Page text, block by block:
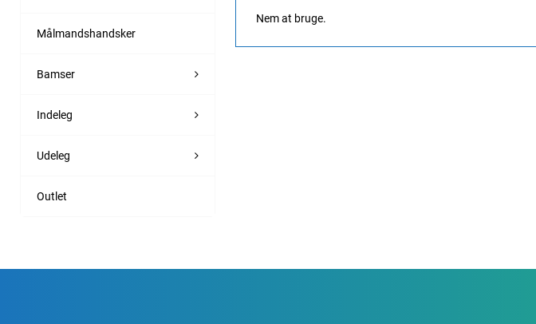
Målmandshandsker
Bamser
Indeleg
Udeleg
Outlet
Nem at bruge.